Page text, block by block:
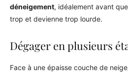
déneigement, idéalement avant
trop et devienne trop lourde.
Dégager en plusieurs
Face à une épaisse couche de